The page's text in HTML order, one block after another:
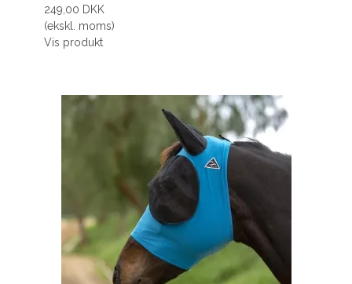
249,00 DKK
(ekskl. moms)
Vis produkt